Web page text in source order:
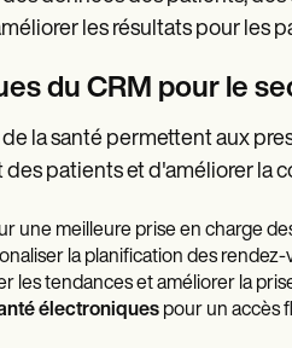
les résultats pour les
du CRM pour le
la santé permettent aux
patients et d'améliorer la
une meilleure prise en charge
la planification des rendez-
les tendances et améliorer la
électroniquespour un accès